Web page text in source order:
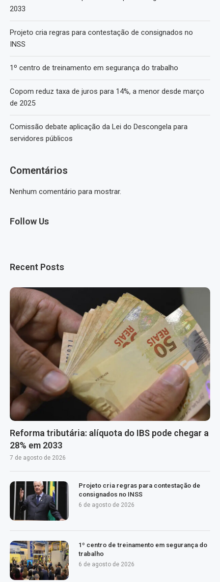
2033
Projeto cria regras para contestação de consignados no
INSS
1º centro de treinamento em segurança do trabalho
Copom reduz taxa de juros para 14%, a menor desde março
de 2025
Comissão debate aplicação da Lei do Descongela para
servidores públicos
Comentários
Nenhum comentário para mostrar.
Follow Us
Recent Posts
Reforma tributária: alíquota do IBS pode chegar a
28% em 2033
7 de agosto de 2026
Projeto cria regras para contestação de
consignados no INSS
6 de agosto de 2026
1º centro de treinamento em segurança do
trabalho
6 de agosto de 2026